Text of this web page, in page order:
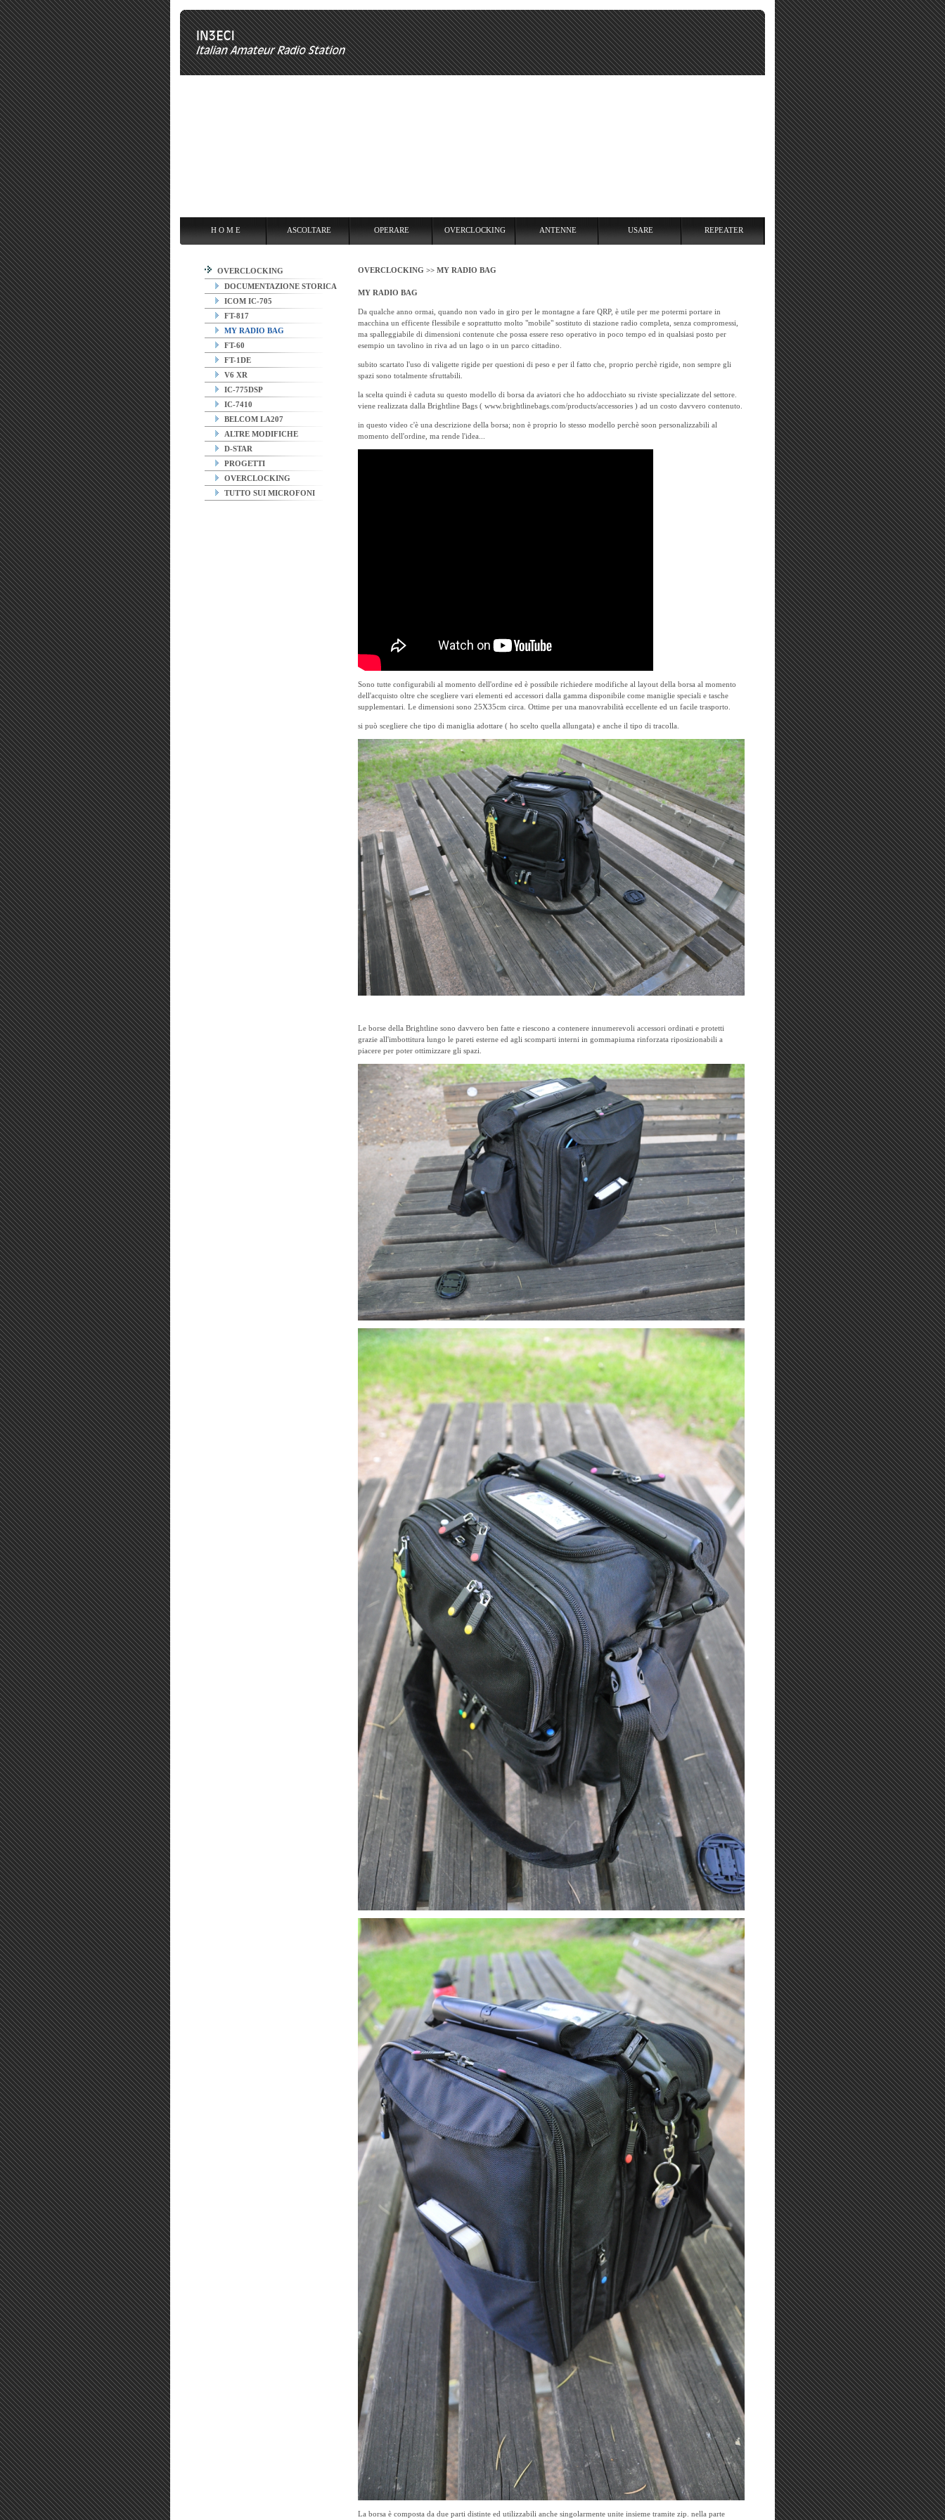
OVERCLOCKING
DOCUMENTAZIONE STORICA
ICOM IC-705
FT-817
MY RADIO BAG
FT-60
FT-1DE
V6 XR
IC-775DSP
IC-7410
BELCOM LA207
ALTRE MODIFICHE
D-STAR
PROGETTI
OVERCLOCKING
TUTTO SUI MICROFONI
OVERCLOCKING >> MY RADIO BAG
MY RADIO BAG
Da qualche anno ormai, quando non vado in giro per le montagne a fare QRP, è utile per me potermi portare in
macchina un efficente flessibile e soprattutto molto "mobile" sostituto di stazione radio completa, senza compromessi,
ma spalleggiabile di dimensioni contenute che possa essere reso operativo in poco tempo ed in qualsiasi posto per
esempio un tavolino in riva ad un lago o in un parco cittadino.
subito scartato l'uso di valigette rigide per questioni di peso e per il fatto che, proprio perchè rigide, non sempre gli
spazi sono totalmente sfruttabili.
la scelta quindi è caduta su questo modello di borsa da aviatori che ho addocchiato su riviste specializzate del settore.
viene realizzata dalla Brightline Bags ( www.brightlinebags.com/products/accessories ) ad un costo davvero contenuto.
in questo video c'è una descrizione della borsa; non è proprio lo stesso modello perchè soon personalizzabili al
momento dell'ordine, ma rende l'idea...
Sono tutte configurabili al momento dell'ordine ed è possibile richiedere modifiche al layout della borsa al momento
dell'acquisto oltre che scegliere vari elementi ed accessori dalla gamma disponibile come maniglie speciali e tasche
supplementari. Le dimensioni sono 25X35cm circa. Ottime per una manovrabilità eccellente ed un facile trasporto.
si può scegliere che tipo di maniglia adottare ( ho scelto quella allungata) e anche il tipo di tracolla.
Le borse della Brightline sono davvero ben fatte e riescono a contenere innumerevoli accessori ordinati e protetti
grazie all'imbottitura lungo le pareti esterne ed agli scomparti interni in gommapiuma rinforzata riposizionabili a
piacere per poter ottimizzare gli spazi.
La borsa è composta da due parti distinte ed utilizzabili anche singolarmente unite insieme tramite zip. nella parte
H O M E ASCOLTARE OPERARE OVERCLOCKING ANTENNE USARE REPEATER